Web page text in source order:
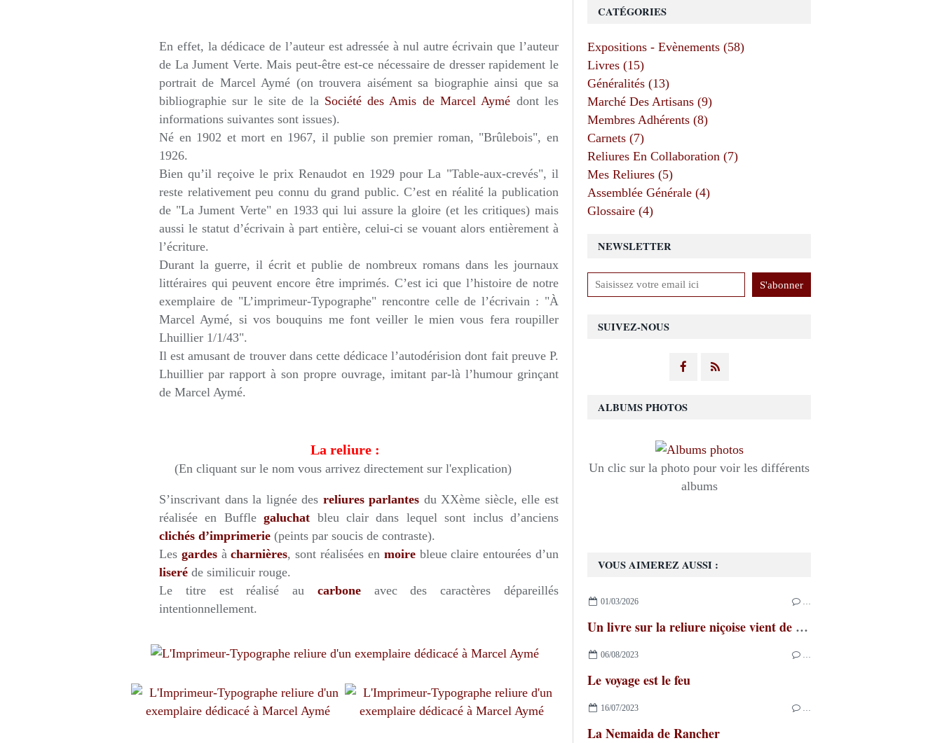
En effet, la dédicace de l’auteur est adressée à nul autre écrivain que l’auteur
de La Jument Verte. Mais peut-être est-ce nécessaire de dresser rapidement le
portrait de Marcel Aymé (on trouvera aisément sa biographie ainsi que sa
bibliographie sur le site de la Société des Amis de Marcel Aymé dont les
informations suivantes sont issues).
Né en 1902 et mort en 1967, il publie son premier roman, "Brûlebois", en
1926.
Bien qu’il reçoive le prix Renaudot en 1929 pour La "Table-aux-crevés", il
reste relativement peu connu du grand public. C’est en réalité la publication
de "La Jument Verte" en 1933 qui lui assure la gloire (et les critiques) mais
aussi le statut d’écrivain à part entière, celui-ci se vouant alors entièrement à
l’écriture.
Durant la guerre, il écrit et publie de nombreux romans dans les journaux
littéraires qui peuvent encore être imprimés. C’est ici que l’histoire de notre
exemplaire de "L’imprimeur-Typographe" rencontre celle de l’écrivain : "À
Marcel Aymé, si vos bouquins me font veiller le mien vous fera roupiller
Lhuillier 1/1/43".
Il est amusant de trouver dans cette dédicace l’autodérision dont fait preuve P.
Lhuillier par rapport à son propre ouvrage, imitant par-là l’humour grinçant
de Marcel Aymé.
La reliure :
(En cliquant sur le nom vous arrivez directement sur l'explication)
S’inscrivant dans la lignée des reliures parlantes du XXème siècle, elle est
réalisée en Bufflegaluchat bleu clair dans lequel sont inclus d’anciens
clichés d’imprimerie (peints par soucis de contraste).
Les gardesàcharnières, sont réalisées en moirebleue claire entourées d’un
liseré de similicuir rouge.
Le titre est réalisé au carboneavec des caractères dépareillés
intentionnellement.
NEWSLETTER
SUIVEZ-NOUS
VOUS AIMEREZ AUSSI :
01/03/2026 …
Un livre sur la reliure niçoise vient de paraître
06/08/2023 …
Le voyage est le feu
16/07/2023 …
La Nemaida de Rancher
CATÉGORIES
Expositions - Evènements (58)
Livres (15)
Généralités (13)
Marché Des Artisans (9)
Membres Adhérents (8)
Carnets (7)
Reliures En Collaboration (7)
Mes Reliures (5)
Assemblée Générale (4)
Glossaire (4)
ALBUMS PHOTOS
Un clic sur la photo pour voir les différents
albums